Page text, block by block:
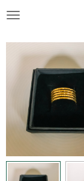
Ga
hoofdinhoud